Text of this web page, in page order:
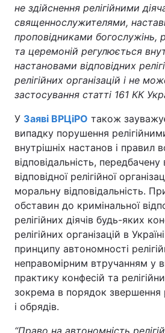
Здоров'я
Цікавинки
Відео з Youtube
Архів
Контакти
ПОСЛУГИ
Реклама на сайті
Моніторинг
не здійснення релігійними
священнослужителями,
проповідниками богослужінь,
та церемоній регулюється
настановами відповідних
релігійних організацій і не
застосування статті 161 КК
У Заяві ВРЦіРО також
випадку порушення
внутрішніх настанов і правил
відповідальність,
відповідної релігійної
моральну відповідальність.
обставин до кримінальної
релігійних діячів будь-яких
релігійних організацій в
принципу автономності
неправомірним втручанням у
практику конфесій та
зокрема в порядок звершення
і обрядів.
“Право на автономність